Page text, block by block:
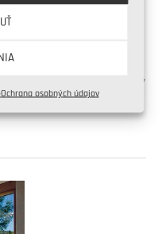
Ochrana osobných údajov
na priľahlé
Ide o napojenie na
podlahu. Ako teda riešiť
stena splnila